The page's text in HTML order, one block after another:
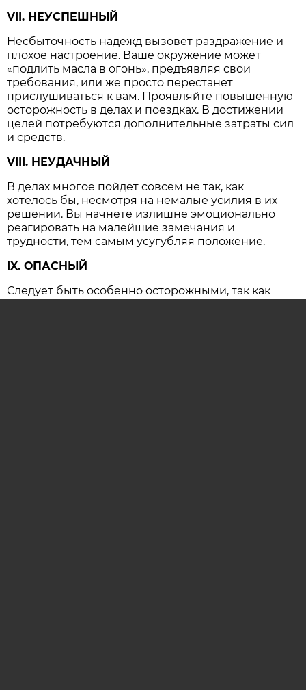
VII. НЕУСПЕШНЫЙ
Несбыточность надежд вызовет раздражение и
плохое настроение. Ваше окружение может
«подлить масла в огонь», предъявляя свои
требования, или же просто перестанет
прислушиваться к вам. Проявляйте повышенную
осторожность в делах и поездках. В достижении
целей потребуются дополнительные затраты сил
и средств.
VIII. НЕУДАЧНЫЙ
В делах многое пойдет совсем не так, как
хотелось бы, несмотря на немалые усилия в их
решении. Вы начнете излишне эмоционально
реагировать на малейшие замечания и
трудности, тем самым усугубляя положение.
IX. ОПАСНЫЙ
Следует быть особенно осторожными, так как